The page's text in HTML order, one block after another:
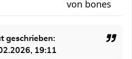
von bones
geschrieben:
19:11